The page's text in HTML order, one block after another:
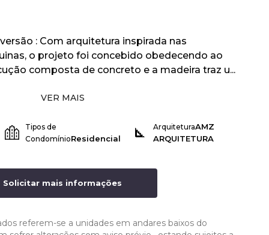
: Com arquitetura inspirada nas
o projeto foi concebido obedecendo ao
composta de concreto e a madeira traz u...
VER MAIS
Tipos de
CondomínioResidencial
ArquiteturaAMZ
ARQUITETURA
Solicitar mais informações
referem-se a unidades em andares baixos do